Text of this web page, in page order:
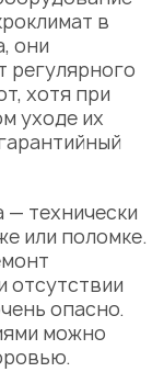
в
они
регулярного
хотя при
уходе их
— технически
или поломке.
отсутствии
опасно.
можно